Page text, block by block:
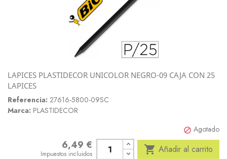
LAPICES PLASTIDECOR UNICOLOR NEGRO-09 CAJA CON 25
LAPICES
Referencia: 27616-5800-09SC
Marca: PLASTIDECOR
 Agotado
6,49 €
Impuestos incluidos  Añadir al carrito